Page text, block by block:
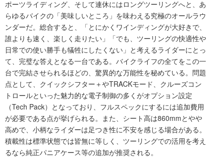
ポーツライディング、そして連休にはロングツーリングへと、あ
らゆるバイクの「美味しいところ」を味わえる究極のオールラウ
ンダーだ。総合すると、「とにかくワインディングが大好きで、
誰よりも速く、楽しく走りたい」「でも、ツーリングの快適性や
日常での使い勝手も犠牲にしたくない」と考えるライダーにとっ
て、完璧な答えとなる一台である。バイクライフの全てをこの一
台で完結させられるほどの、驚異的な万能性を秘めている。問題
点として、クイックシフター＋やTRACKモード、クルーズコン
トロールといった魅力的な電子制御の多くがオプション設定
（Tech Pack）となっており、フルスペックにするには追加費用
が必要である点が挙げられる。また、シート高は860mmとやや
高めで、小柄なライダーは足つき性に不安を感じる場合がある。
積載性は標準状態では皆無に等しく、ツーリングでの活用を考え
るなら純正パニアケース等の追加が推奨される。